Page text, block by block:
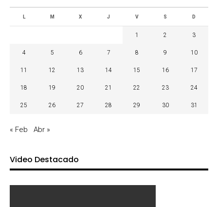
L M X J V S D
1 2 3
4 5 6 7 8 9 10
11 12 13 14 15 16 17
18 19 20 21 22 23 24
25 26 27 28 29 30 31
« Feb Abr »
Video Destacado